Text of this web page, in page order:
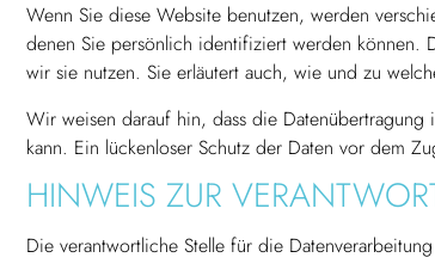
Wenn Sie diese Website benutzen, werden
denen Sie persönlich identifiziert werden können.
wir sie nutzen. Sie erläutert auch, wie und zu
Wir weisen darauf hin, dass die
kann. Ein lückenloser Schutz der Daten vor dem
HINWEIS ZUR
Die verantwortliche Stelle für die